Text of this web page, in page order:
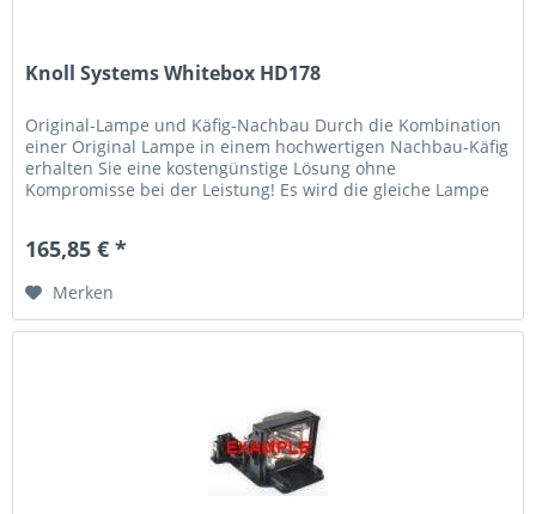
Knoll Systems Whitebox HD178
Original-Lampe und Käfig-Nachbau Durch die Kombination
einer Original Lampe in einem hochwertigen Nachbau-Käfig
erhalten Sie eine kostengünstige Lösung ohne
Kompromisse bei der Leistung! Es wird die gleiche Lampe
165,85 € *
Merken